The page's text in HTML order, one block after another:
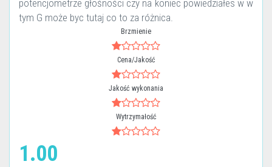
potencjometrze głośności czy na koniec powiedziałes w w
tym G może byc tutaj co to za różnica.
Brzmienie
Cena/Jakość
Jakość wykonania
Wytrzymałość
1.00